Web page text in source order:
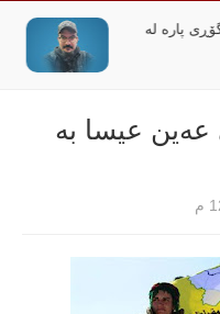
خوێندنەوەیەکی
عیسا بە